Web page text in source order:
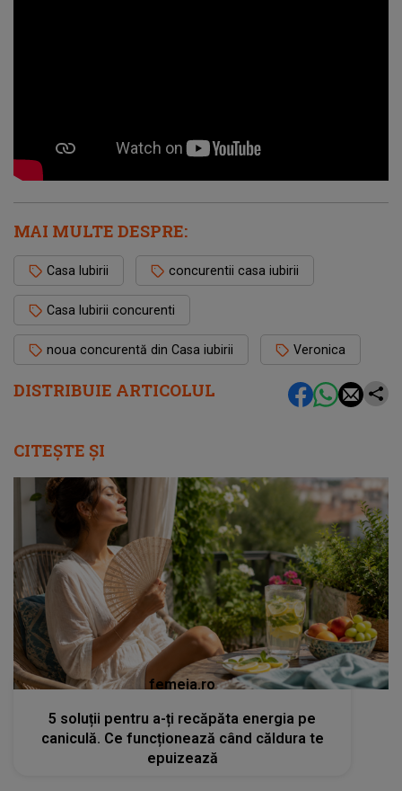
DISTRIBUIE ARTICOLUL
MAI MULTE DESPRE:
Casa Iubirii concurentii casa iubirii
Casa Iubirii concurenti
noua concurentă din Casa iubirii Veronica
CITEȘTE ȘI
femeia.ro
5 soluții pentru a-ți recăpăta energia pe
caniculă. Ce funcționează când căldura te
epuizează